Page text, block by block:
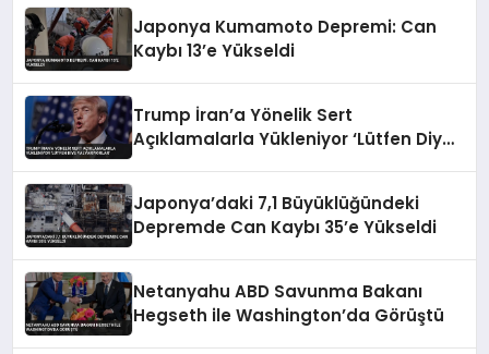
Japonya Kumamoto Depremi: Can
Kaybı 13’e Yükseldi
Trump İran’a Yönelik Sert
Açıklamalarla Yükleniyor ‘Lütfen Diye
Japonya’daki 7,1 Büyüklüğündeki
Depremde Can Kaybı 35’e Yükseldi
Netanyahu ABD Savunma Bakanı
Hegseth ile Washington’da Görüştü